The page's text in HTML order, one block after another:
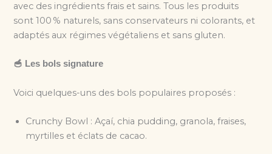
avec des ingrédients frais et sains. Tous les produits
sont 100 % naturels, sans conservateurs ni colorants, et
adaptés aux régimes végétaliens et sans gluten.
🥣 Les bols signature
Voici quelques-uns des bols populaires proposés :
Crunchy Bowl : Açaí, chia pudding, granola, fraises,
myrtilles et éclats de cacao.